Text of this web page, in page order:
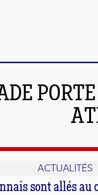
ACTUALITÉS
sont allés au